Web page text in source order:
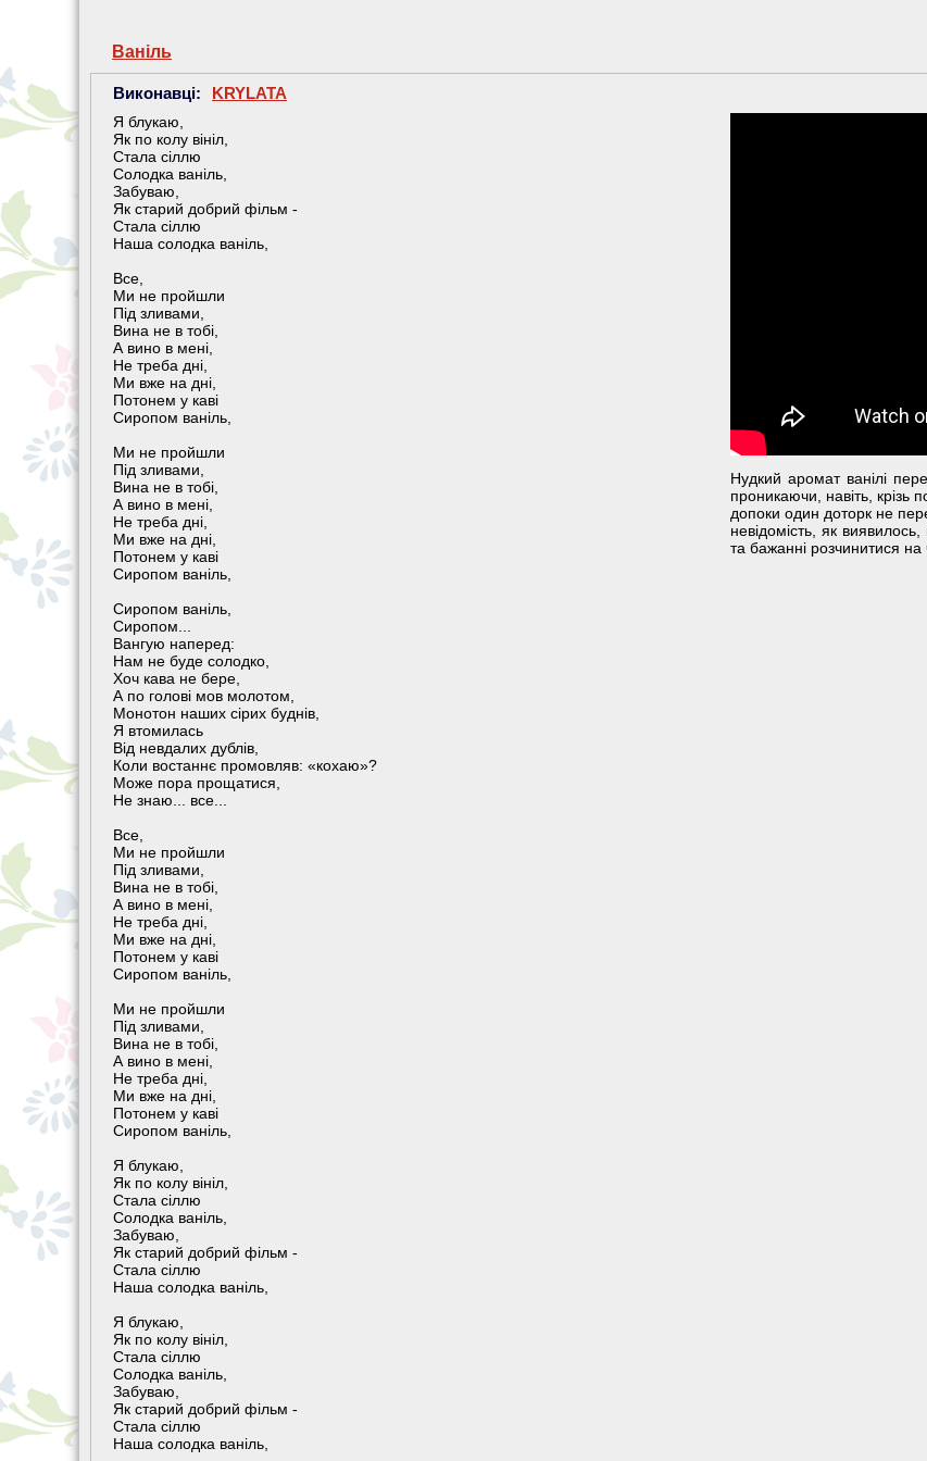
Ваніль
Виконавці:
KRYLATA
Я блукаю,
Як по колу вініл,
Стала сіллю
Солодка ваніль,
Забуваю,
Як старий добрий фільм -
Стала сіллю
Наша солодка ваніль,
Все,
Ми не пройшли
Під зливами,
Вина не в тобі,
А вино в мені,
Не треба дні,
Ми вже на дні,
Потонем у каві
Сиропом ваніль,
Ми не пройшли
Під зливами,
Вина не в тобі,
А вино в мені,
Не треба дні,
Ми вже на дні,
Потонем у каві
Сиропом ваніль,
Сиропом ваніль,
Сиропом...
Вангую наперед:
Нам не буде солодко,
Хоч кава не бере,
А по голові мов молотом,
Монотон наших сірих буднів,
Я втомилась
Від невдалих дублів,
Коли востаннє промовляв: «кохаю»?
Може пора прощатися,
Не знаю... все...
Все,
Ми не пройшли
Під зливами,
Вина не в тобі,
А вино в мені,
Не треба дні,
Ми вже на дні,
Потонем у каві
Сиропом ваніль,
Ми не пройшли
Під зливами,
Вина не в тобі,
А вино в мені,
Не треба дні,
Ми вже на дні,
Потонем у каві
Сиропом ваніль,
Я блукаю,
Як по колу вініл,
Стала сіллю
Солодка ваніль,
Забуваю,
Як старий добрий фільм -
Стала сіллю
Наша солодка ваніль,
Я блукаю,
Як по колу вініл,
Стала сіллю
Солодка ваніль,
Забуваю,
Як старий добрий фільм -
Стала сіллю
Наша солодка ваніль,
Нудкий аромат ванілі
проникаючи, навіть, крізь
допоки один доторк не
невідомість, як виявилось,
та бажанні розчинитися на